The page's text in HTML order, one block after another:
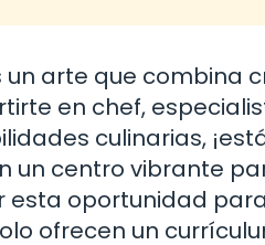
arte que combina
en chef,
culinarias,
un centro vibrante
esta oportunidad
ofrecen un